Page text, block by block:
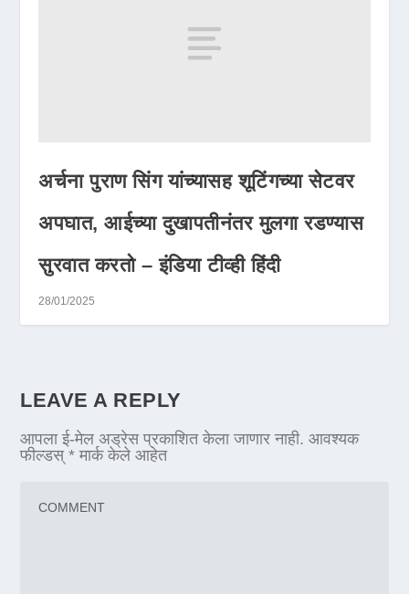
अर्चना पुराण सिंग यांच्यासह शूटिंगच्या सेटवर
अपघात, आईच्या दुखापतीनंतर मुलगा रडण्यास
सुरवात करतो – इंडिया टीव्ही हिंदी
28/01/2025
LEAVE A REPLY
आपला ई-मेल अड्रेस प्रकाशित केला जाणार नाही. आवश्यक
फील्डस्* मार्क केले आहेत